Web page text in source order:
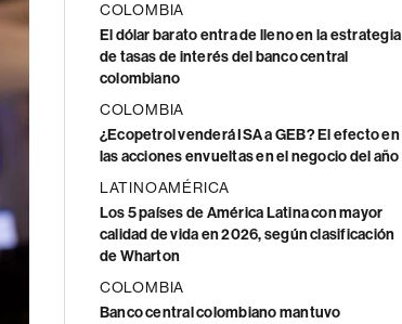
COLOMBIA
El dólar barato entra de lleno en la estrategia
de tasas de interés del banco central
colombiano
COLOMBIA
¿Ecopetrol venderá ISA a GEB? El efecto en
las acciones envueltas en el negocio del año
LATINOAMÉRICA
Los 5 países de América Latina con mayor
calidad de vida en 2026, según clasificación
de Wharton
COLOMBIA
Banco central colombiano mantuvo